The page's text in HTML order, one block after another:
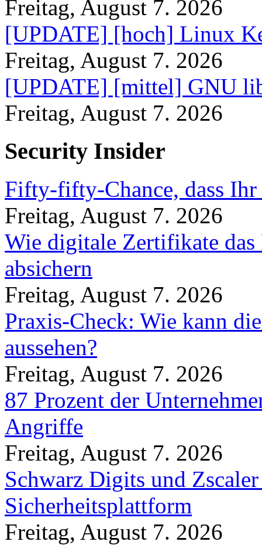
Freitag, August 7. 2026
[UPDATE] [hoch] Linux
Freitag, August 7. 2026
[UPDATE] [mittel] GNU
Freitag, August 7. 2026
Security Insider
Fifty-fifty-Chance, dass
Freitag, August 7. 2026
Wie digitale Zertifikate
absichern
Freitag, August 7. 2026
Praxis-Check: Wie kann
aussehen?
Freitag, August 7. 2026
87 Prozent der
Angriffe
Freitag, August 7. 2026
Schwarz Digits und
Sicherheitsplattform
Freitag, August 7. 2026